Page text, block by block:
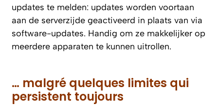
updates te melden: updates worden voortaan
aan de serverzijde geactiveerd in plaats van via
software-updates. Handig om ze makkelijker op
meerdere apparaten te kunnen uitrollen.
… malgré quelques limites qui
persistent toujours